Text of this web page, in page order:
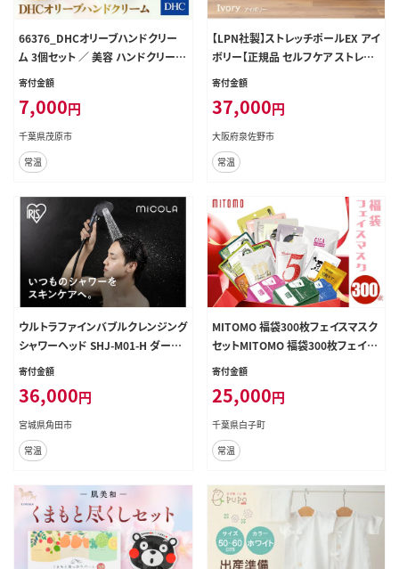
66376_DHCオリーブハンドクリー
ム 3個セット ／ 美容 ハンドクリーム
ハンドケア オリーブバージンオイル
成分配合 弱酸性 3個セット DHC デ
ィーエイチシー 千葉県 茂原市 MBB
003
寄付金額
7,000円
千葉県茂原市
常温
【LPN社製】ストレッチポールEX アイ
ボリー【正規品 セルフケア ストレッ
チ エクササイズ 腰痛 肩こり 体幹 コ
寄付金額
37,000円
大阪府泉佐野市
常温
ウルトラファインバブルクレンジング
シャワーヘッド SHJ-M01-H ダーク
パール
寄付金額
36,000円
宮城県角田市
常温
MITOMO 福袋300枚フェイスマスク
セットMITOMO 福袋300枚フェイス
マスクセット ふるさと納税 パック フ
キンケア 福袋 千葉県 白子町 送料無
料 SHAG003
寄付金額
25,000円
千葉県白子町
常温